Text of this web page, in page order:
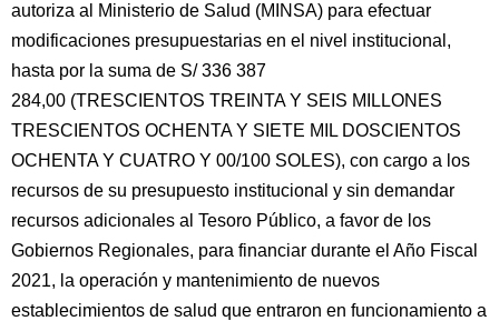
autoriza al Ministerio de Salud (MINSA) para efectuar
modificaciones presupuestarias en el nivel institucional,
hasta por la suma de S/ 336 387
284,00 (TRESCIENTOS TREINTA Y SEIS MILLONES
TRESCIENTOS OCHENTA Y SIETE MIL DOSCIENTOS
OCHENTA Y CUATRO Y 00/100 SOLES), con cargo a los
recursos de su presupuesto institucional y sin demandar
recursos adicionales al Tesoro Público, a favor de los
Gobiernos Regionales, para financiar durante el Año Fiscal
2021, la operación y mantenimiento de nuevos
establecimientos de salud que entraron en funcionamiento a